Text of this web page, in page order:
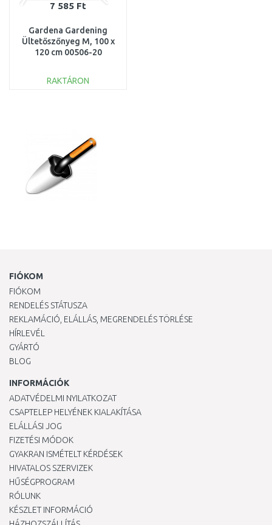
7 585 Ft
Gardena Gardening
Ültetőszőnyeg M, 100 x
120 cm 00506-20
RAKTÁRON
FIÓKOM
FIÓKOM
RENDELÉS STÁTUSZA
REKLAMÁCIÓ, ELÁLLÁS, MEGRENDELÉS TÖRLÉSE
HÍRLEVÉL
GYÁRTÓ
BLOG
INFORMÁCIÓK
ADATVÉDELMI NYILATKOZAT
CSAPTELEP HELYÉNEK KIALAKÍTÁSA
ELÁLLÁSI JOG
FIZETÉSI MÓDOK
GYAKRAN ISMÉTELT KÉRDÉSEK
HIVATALOS SZERVIZEK
HŰSÉGPROGRAM
RÓLUNK
KÉSZLET INFORMÁCIÓ